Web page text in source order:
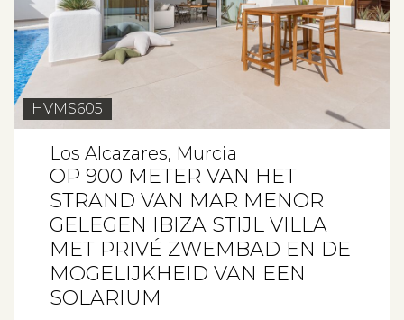
HVMS605
Los Alcazares, Murcia
OP 900 METER VAN HET
STRAND VAN MAR MENOR
GELEGEN IBIZA STIJL VILLA
MET PRIVÉ ZWEMBAD EN DE
MOGELIJKHEID VAN EEN
SOLARIUM